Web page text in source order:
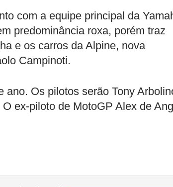
com a equipe principal da
predominância roxa, porém traz
e os carros da Alpine, nova
Campinoti.
ano. Os pilotos serão Tony
ex-piloto de MotoGP Alex de